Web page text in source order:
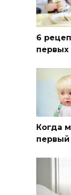
6
первых
Когда
первый